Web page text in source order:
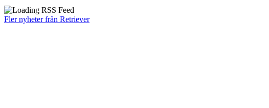
Fler nyheter från Retriever